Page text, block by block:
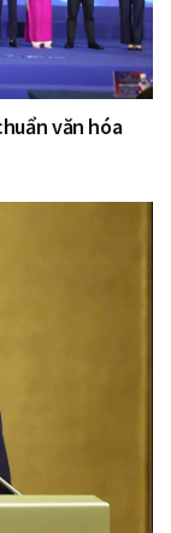
văn hóa